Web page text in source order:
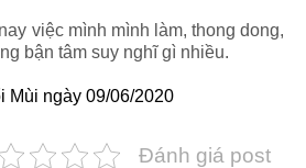
việc mình mình làm, thong dong,
bận tâm suy nghĩ gì nhiều.
Mùi ngày 09/06/2020
Đánh giá post